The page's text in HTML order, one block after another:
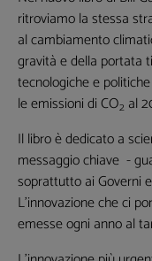
ritroviamo la stessa
al cambiamento
gravità e della portata
tecnologiche e
le emissioni di CO2 al
Il libro è dedicato a
messaggio chiave -
soprattutto ai Governi
L’innovazione che ci
emesse ogni anno al